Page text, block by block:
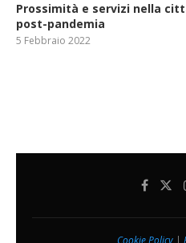
Prossimità e servizi nella
post-pandemia
5 Febbraio 2022
Cookie Policy |